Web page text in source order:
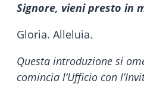
Signore, vieni presto in
Gloria. Alleluia.
Questa introduzione si
comincia l’Ufficio con